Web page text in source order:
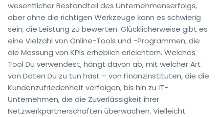
wesentlicher Bestandteil des Unternehmenserfolgs,
aber ohne die richtigen Werkzeuge kann es schwierig
sein, die Leistung zu bewerten. Glücklicherweise gibt es
eine Vielzahl von Online-Tools und -Programmen, die
die Messung von KPIs erheblich erleichtern. Welches
Tool Du verwendest, hängt davon ab, mit welcher Art
von Daten Du zu tun hast – von Finanzinstituten, die die
Kundenzufriedenheit verfolgen, bis hin zu IT-
Unternehmen, die die Zuverlässigkeit ihrer
Netzwerkpartnerschaften überwachen. Vielleicht